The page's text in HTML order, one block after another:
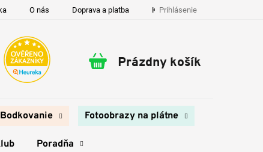
O nás Doprava a platba Kontakty
Prihlásenie
Nákupný
Prázdny košík
Bodkovanie Fotoobrazy na plátne
Poradňa